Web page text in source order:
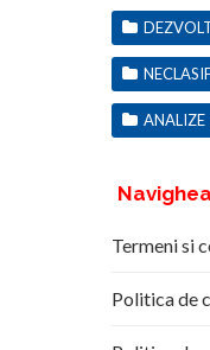
ANALIZE
Termeni si
Politica de